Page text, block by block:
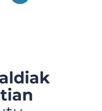
aurka nola egin